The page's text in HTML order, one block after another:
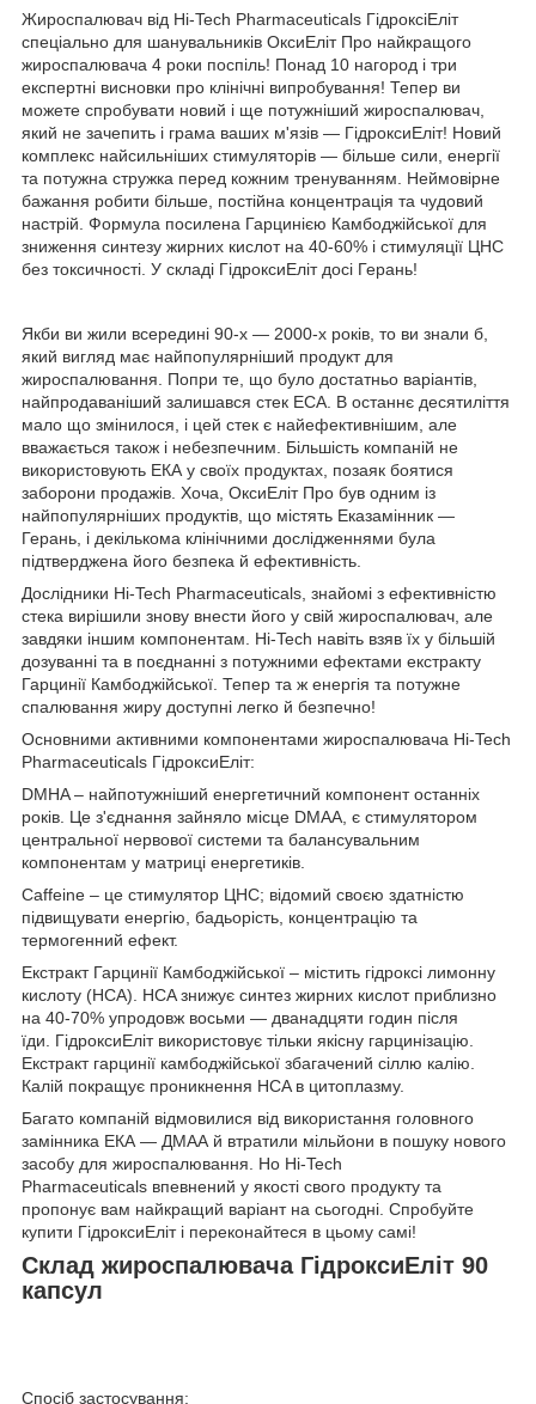
Жироспалювач від Hi-Tech Pharmaceuticals ГідроксіЕліт
спеціально для шанувальників ОксиЕліт Про найкращого
жироспалювача 4 роки поспіль! Понад 10 нагород і три
експертні висновки про клінічні випробування! Тепер ви
можете спробувати новий і ще потужніший жироспалювач,
який не зачепить і грама ваших м'язів — ГідроксиЕліт! Новий
комплекс найсильніших стимуляторів — більше сили, енергії
та потужна стружка перед кожним тренуванням. Неймовірне
бажання робити більше, постійна концентрація та чудовий
настрій. Формула посилена Гарцинією Камбоджійської для
зниження синтезу жирних кислот на 40-60% і стимуляції ЦНС
без токсичності. У складі ГідроксиЕліт досі Герань!
Якби ви жили всередині 90-х — 2000-х років, то ви знали б,
який вигляд має найпопулярніший продукт для
жироспалювання. Попри те, що було достатньо варіантів,
найпродаваніший залишався стек ECA. В останнє десятиліття
мало що змінилося, і цей стек є найефективнішим, але
вважається також і небезпечним. Більшість компаній не
використовують ЕКА у своїх продуктах, позаяк боятися
заборони продажів. Хоча, ОксиЕліт Про був одним із
найпопулярніших продуктів, що містять Еказамінник —
Герань, і декількома клінічними дослідженнями була
підтверджена його безпека й ефективність.
Дослідники Hi-Tech Pharmaceuticals, знайомі з ефективністю
стека вирішили знову внести його у свій жироспалювач, але
завдяки іншим компонентам. Hi-Tech навіть взяв їх у більшій
дозуванні та в поєднанні з потужними ефектами екстракту
Гарцинії Камбоджійської. Тепер та ж енергія та потужне
спалювання жиру доступні легко й безпечно!
Основними активними компонентами жироспалювача Hi-Tech
Pharmaceuticals ГідроксиЕліт:
DMHA – найпотужніший енергетичний компонент останніх
років. Це з'єднання зайняло місце DMAA, є стимулятором
центральної нервової системи та балансувальним
компонентам у матриці енергетиків.
Caffeine – це стимулятор ЦНС; відомий своєю здатністю
підвищувати енергію, бадьорість, концентрацію та
термогенний ефект.
Екстракт Гарцинії Камбоджійської – містить гідроксі лимонну
кислоту (HCA). HCA знижує синтез жирних кислот приблизно
на 40-70% упродовж восьми — дванадцяти годин після
їди. ГідроксиЕліт використовує тільки якісну гарцинізацію.
Екстракт гарцинії камбоджійської збагачений сіллю калію.
Калій покращує проникнення HCA в цитоплазму.
Багато компаній відмовилися від використання головного
замінника ЕКА — ДМАА й втратили мільйони в пошуку нового
засобу для жироспалювання. Но Hi-Tech
Pharmaceuticals впевнений у якості свого продукту та
пропонує вам найкращий варіант на сьогодні. Спробуйте
купити ГідроксиЕліт і переконайтеся в цьому самі!
Склад жироспалювача ГідроксиЕліт 90
капсул
Спосіб застосування: